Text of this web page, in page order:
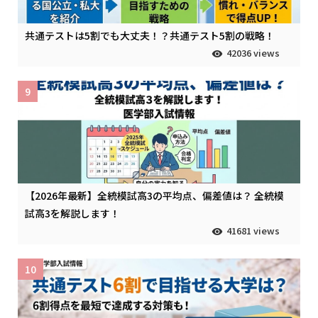
共通テストは5割でも大丈夫！？共通テスト5割の戦略！
42036 views
【2026年最新】全統模試高3の平均点、偏差値は？ 全統模
試高3を解説します！
41681 views
9
10